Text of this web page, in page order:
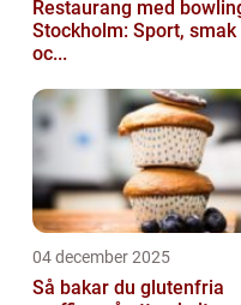
Restaurang med
Stockholm: Sport, smak
oc...
04 december 2025
Så bakar du glutenfria